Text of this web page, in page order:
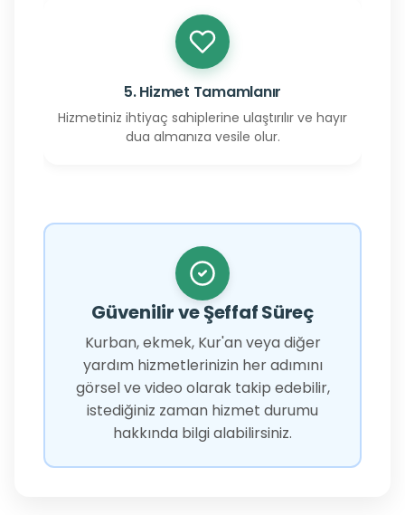
5. Hizmet Tamamlanır
Hizmetiniz ihtiyaç sahiplerine ulaştırılır ve hayır
dua almanıza vesile olur.
Güvenilir ve Şeffaf Süreç
Kurban, ekmek, Kur'an veya diğer
yardım hizmetlerinizin her adımını
görsel ve video olarak takip edebilir,
istediğiniz zaman hizmet durumu
hakkında bilgi alabilirsiniz.